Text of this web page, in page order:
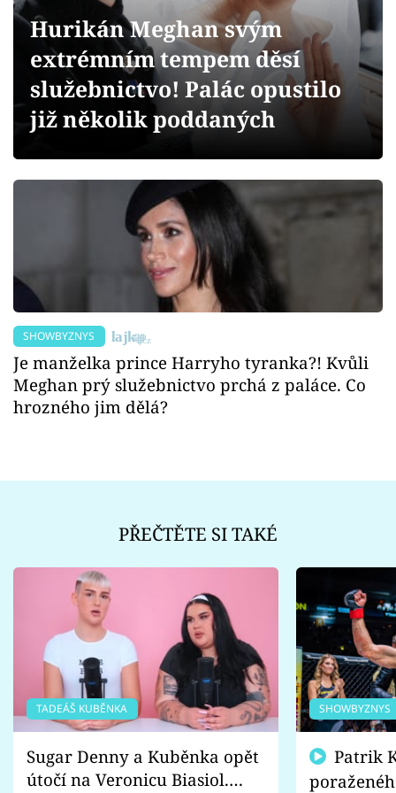
Videa
Sledujte prima+
Hurikán Meghan svým
extrémním tempem děsí
služebnictvo! Palác opustilo
již několik poddaných
SHOWBYZNYS
Je manželka prince Harryho tyranka?! Kvůli
Meghan prý služebnictvo prchá z paláce. Co
hrozného jim dělá?
PŘEČTĚTE SI TAKÉ
TADEÁŠ KUBĚNKA
Sugar Denny a Kuběnka opět
útočí na Veronicu Biasiol.
SHOWBYZNYS